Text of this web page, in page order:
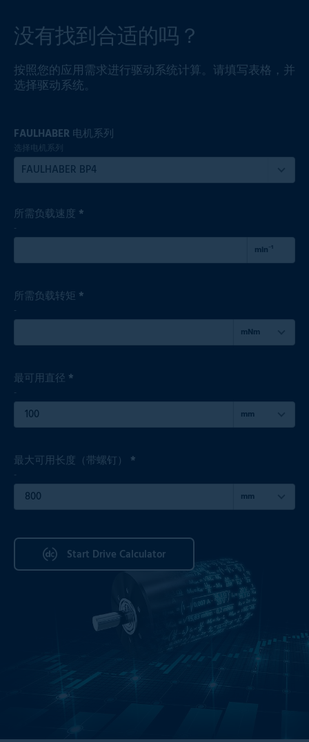
没有找到合适的吗？
按照您的应用需求进行驱动系统计算。请填写表格，并
选择驱动系统。
FAULHABER 电机系列
选择电机系列
FAULHABER BP4
所需负载速度 *
-
min⁻¹
所需负载转矩 *
-
mNm
最可用直径 *
-
mm
最大可用长度（带螺钉） *
-
mm
Start Drive Calculator